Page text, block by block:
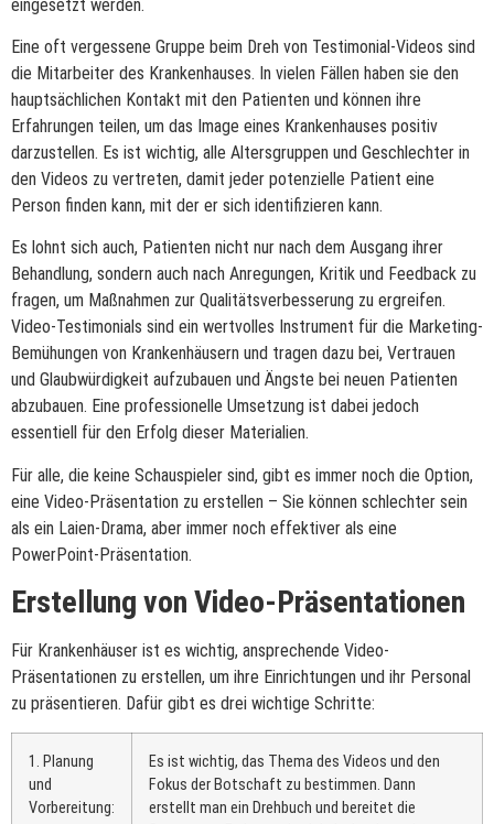
eingesetzt werden.
Eine oft vergessene Gruppe beim Dreh von Testimonial-Videos sind
die Mitarbeiter des Krankenhauses. In vielen Fällen haben sie den
hauptsächlichen Kontakt mit den Patienten und können ihre
Erfahrungen teilen, um das Image eines Krankenhauses positiv
darzustellen. Es ist wichtig, alle Altersgruppen und Geschlechter in
den Videos zu vertreten, damit jeder potenzielle Patient eine
Person finden kann, mit der er sich identifizieren kann.
Es lohnt sich auch, Patienten nicht nur nach dem Ausgang ihrer
Behandlung, sondern auch nach Anregungen, Kritik und Feedback zu
fragen, um Maßnahmen zur Qualitätsverbesserung zu ergreifen.
Video-Testimonials sind ein wertvolles Instrument für die Marketing-
Bemühungen von Krankenhäusern und tragen dazu bei, Vertrauen
und Glaubwürdigkeit aufzubauen und Ängste bei neuen Patienten
abzubauen. Eine professionelle Umsetzung ist dabei jedoch
essentiell für den Erfolg dieser Materialien.
Für alle, die keine Schauspieler sind, gibt es immer noch die Option,
eine Video-Präsentation zu erstellen – Sie können schlechter sein
als ein Laien-Drama, aber immer noch effektiver als eine
PowerPoint-Präsentation.
Erstellung von Video-Präsentationen
Für Krankenhäuser ist es wichtig, ansprechende Video-
Präsentationen zu erstellen, um ihre Einrichtungen und ihr Personal
zu präsentieren. Dafür gibt es drei wichtige Schritte:
1. Planung
und
Vorbereitung:
Es ist wichtig, das Thema des Videos und den
Fokus der Botschaft zu bestimmen. Dann
erstellt man ein Drehbuch und bereitet die